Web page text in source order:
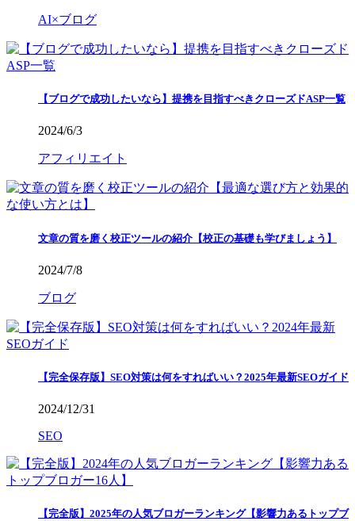
AI×ブログ
【ブログで成功したいなら】提携を目指すべきクローズドASP一覧
2024/6/3
アフィリエイト
文章の質を磨く校正ツールの紹介【校正の基礎も学びましょう】
2024/7/8
ブログ
【完全保存版】SEO対策は何をすればいい？2025年最新SEOガイド
2024/12/31
SEO
【完全版】2025年の人気ブロガーランキング【影響力あるトップブ